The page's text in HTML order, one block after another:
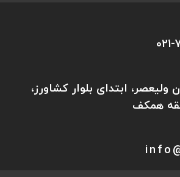
ولیعصر، ابتدای بلوار کشاورز،